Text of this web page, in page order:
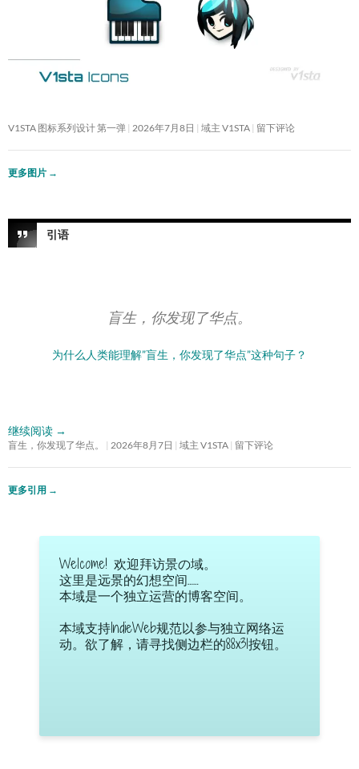
V1STA 图标系列设计 第一弹 2026年7月8日 域主 V1STA 留下评论
更多图片 →
引语
盲生，你发现了华点。
为什么人类能理解”盲生，你发现了华点”这种句子？
继续阅读 →
盲生，你发现了华点。 2026年8月7日 域主 V1STA 留下评论
更多引用 →
Welcome! 欢迎拜访景の域。
这里是远景的幻想空间……
本域是一个独立运营的博客空间。
本域支持IndieWeb规范以参与独立网络运
动。欲了解，请寻找侧边栏的88x31按钮。